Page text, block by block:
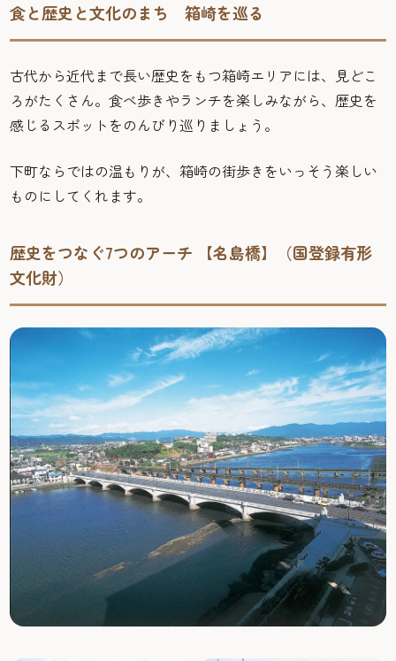
食と歴史と文化のまち 箱崎を巡る
古代から近代まで長い歴史をもつ箱崎エリアには、見どこ
ろがたくさん。食べ歩きやランチを楽しみながら、歴史を
感じるスポットをのんびり巡りましょう。
下町ならではの温もりが、箱崎の街歩きをいっそう楽しい
ものにしてくれます。
歴史をつなぐ7つのアーチ 【名島橋】（国登録有形
文化財）